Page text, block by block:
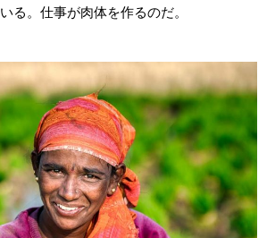
る。仕事が肉体を作るのだ。